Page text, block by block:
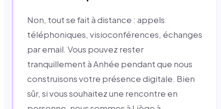
Non, tout se fait à distance : appels
téléphoniques, visioconférences, échanges
par email. Vous pouvez rester
tranquillement à Anhée pendant que nous
construisons votre présence digitale. Bien
sûr, si vous souhaitez une rencontre en